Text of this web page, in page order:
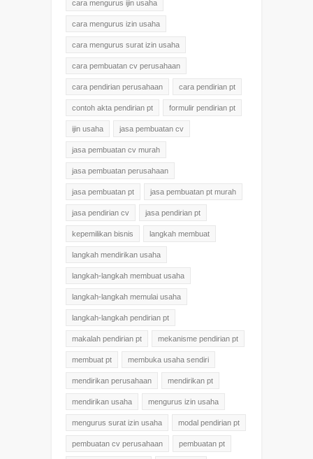
cara mengurus ijin usaha
cara mengurus izin usaha
cara mengurus surat izin usaha
cara pembuatan cv perusahaan
cara pendirian perusahaan cara pendirian pt
contoh akta pendirian pt formulir pendirian pt
ijin usaha jasa pembuatan cv
jasa pembuatan cv murah
jasa pembuatan perusahaan
jasa pembuatan pt jasa pembuatan pt murah
jasa pendirian cv jasa pendirian pt
kepemilikan bisnis langkah membuat
langkah mendirikan usaha
langkah-langkah membuat usaha
langkah-langkah memulai usaha
langkah-langkah pendirian pt
makalah pendirian pt mekanisme pendirian pt
membuat pt membuka usaha sendiri
mendirikan perusahaan mendirikan pt
mendirikan usaha mengurus izin usaha
mengurus surat izin usaha modal pendirian pt
pembuatan cv perusahaan pembuatan pt